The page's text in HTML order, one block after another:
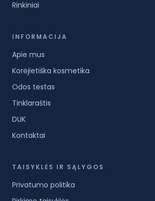
Rinkiniai
INFORMACIJA
Apie mus
Korėjietiška kosmetika
Odos testas
Tinklaraštis
DUK
Kontaktai
TAISYKLĖS IR SĄLYGOS
Privatumo politika